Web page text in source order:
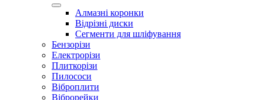
Алмазні коронки
Відрізні диски
Сегменти для шліфування
Бензорізи
Електрорізи
Плиткорізи
Пилососи
Віброплити
Віброрейки